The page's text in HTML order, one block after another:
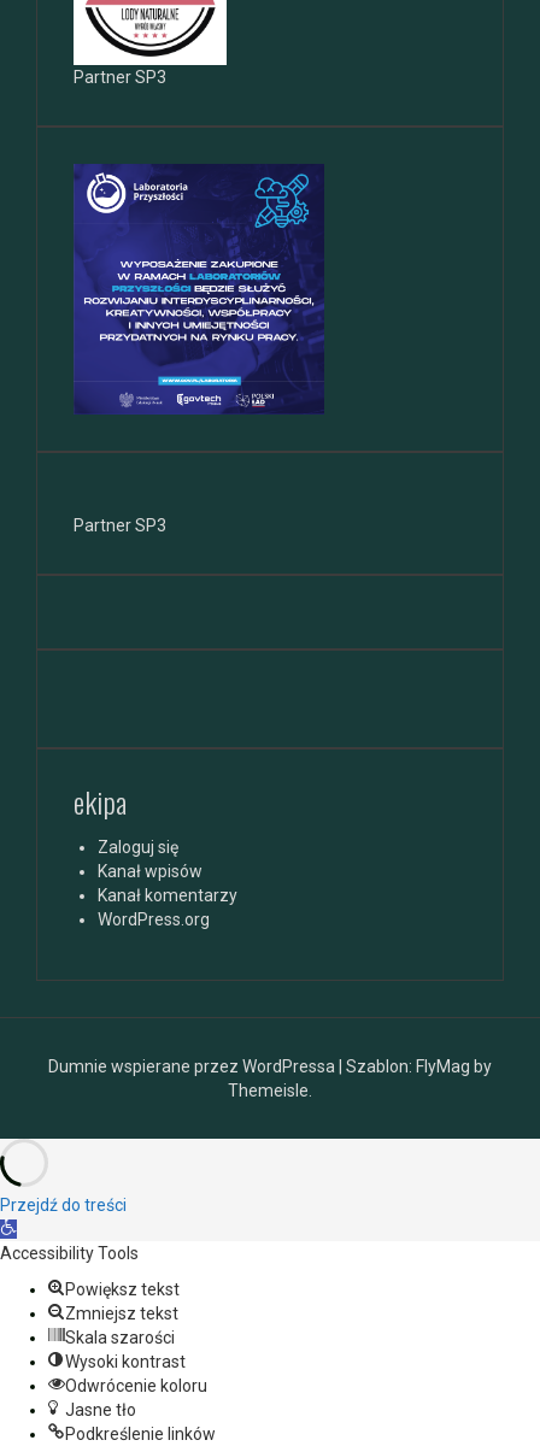
Partner SP3
Partner SP3
ekipa
Zaloguj się
Kanał wpisów
Kanał komentarzy
WordPress.org
Dumnie wspierane przez WordPressa Szablon: FlyMag by
Themeisle.
Przejdź do treści
O
tAccessibility Tools
Powiększ tekst
Zmniejsz tekst
Skala szarości
Wysoki kontrast
Odwrócenie koloru
Jasne tło
Podkreślenie linków